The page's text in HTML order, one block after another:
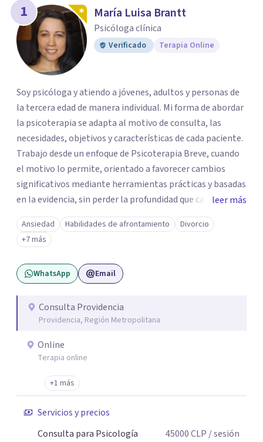
Responde a unas breves preguntas y te ofreceremos
los profesionales que más se ajustan a tus
necesidades.
Responder cuestionario
1 María Luisa Brantt
Psicóloga clínica
Verificado Terapia Online
Soy psicóloga y atiendo a jóvenes, adultos y personas de
la tercera edad de manera individual. Mi forma de abordar
la psicoterapia se adapta al motivo de consulta, las
necesidades, objetivos y características de cada paciente.
Trabajo desde un enfoque de Psicoterapia Breve, cuando
el motivo lo permite, orientado a favorecer cambios
significativos mediante herramientas prácticas y basadas
en la evidencia, sin perder la profundidad que cada
proceso requiere. Mi práctica integra una perspectiva
clínica, humanista y existencial. Además, soy Magíster en
Filosofía, Doctora en Filosofía y Consultora Filosófica,
formación que me permite acompañar no solo el alivio
del malestar emocional, sino también la reflexión sobre
momentos de cambio o crisis.
leer más
Ansiedad Habilidades de afrontamiento
Divorcio
+7 más
WhatsApp Email
Consulta Providencia
Providencia, Región Metropolitana
Online
Terapia online
+1 más
Servicios y precios
Consulta para Psicología
45000CLP / sesión